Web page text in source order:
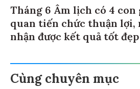
Tháng 6 Âm lịch có 4 con
quan tiến chức thuận lợi,
nhận được kết quả tốt
Cùng chuyên mục